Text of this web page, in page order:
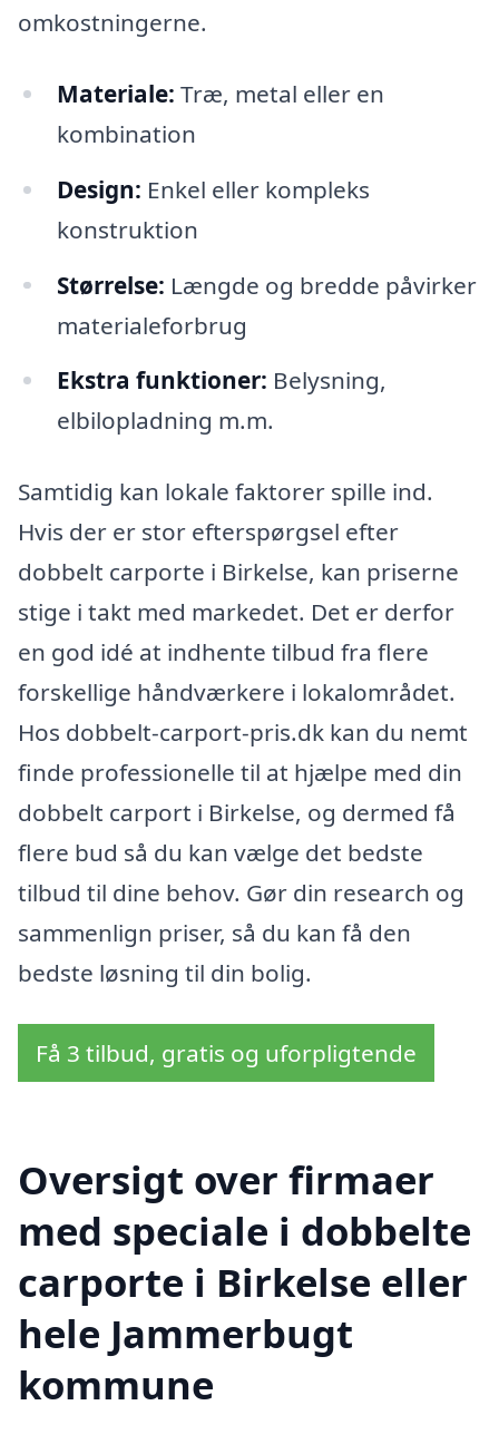
omkostningerne.
Materiale: Træ, metal eller en
kombination
Design: Enkel eller kompleks
konstruktion
Størrelse: Længde og bredde påvirker
materialeforbrug
Ekstra funktioner: Belysning,
elbilopladning m.m.
Samtidig kan lokale faktorer spille ind.
Hvis der er stor efterspørgsel efter
dobbelt carporte i Birkelse, kan priserne
stige i takt med markedet. Det er derfor
en god idé at indhente tilbud fra flere
forskellige håndværkere i lokalområdet.
Hos dobbelt-carport-pris.dk kan du nemt
finde professionelle til at hjælpe med din
dobbelt carport i Birkelse, og dermed få
flere bud så du kan vælge det bedste
tilbud til dine behov. Gør din research og
sammenlign priser, så du kan få den
bedste løsning til din bolig.
Få 3 tilbud, gratis og uforpligtende
Oversigt over firmaer
med speciale i dobbelte
carporte i Birkelse eller
hele Jammerbugt
kommune